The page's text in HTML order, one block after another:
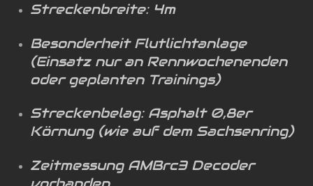
Streckenbreite: 4m
Besonderheit Flutlichtanlage
(Einsatz nur an Rennwochenenden
oder geplanten Trainings)
Streckenbelag: Asphalt 0,8er
Körnung (wie auf dem Sachsenring)
Zeitmessung AMBrc3 Decoder